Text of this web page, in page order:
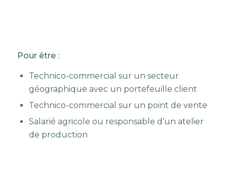
Pour être :
Technico-commercial sur un secteur
géographique avec un portefeuille client
Technico-commercial sur un point de vente
Salarié agricole ou responsable d’un atelier
de production